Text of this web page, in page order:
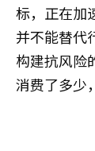
标，正在加
并不能替代
构建抗风险
消费了多少